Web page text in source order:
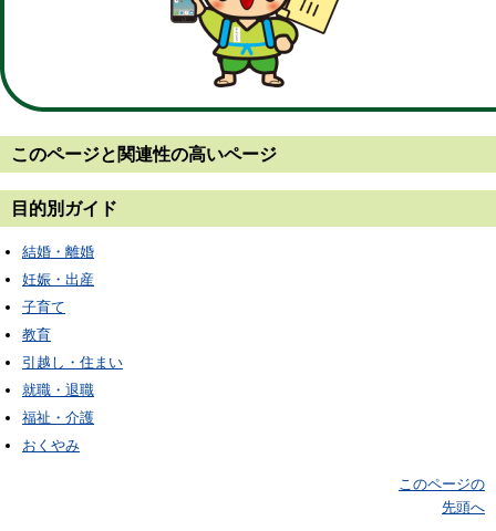
このページと 関連性の高いページ
目的別ガイド
結婚・離婚
妊娠・出産
子育て
教育
引越し・住まい
就職・退職
福祉・介護
おくやみ
このページの
先頭へ